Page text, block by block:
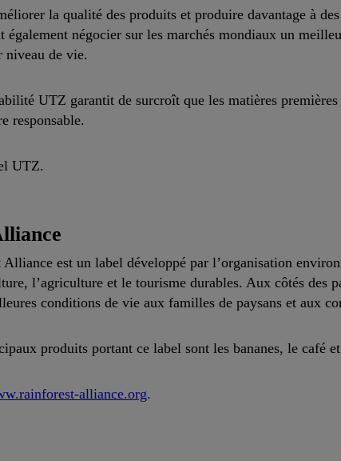
la qualité des produits et produire davantage à
également négocier sur les marchés mondiaux un
niveau de vie.
UTZ garantit de surcroît que les matières
responsable.
UTZ.
est un label développé par l’organisation
l’agriculture et le tourisme durables. Aux côtés des
conditions de vie aux familles de paysans et aux
produits portant ce label sont les bananes, le café
alliance.org.